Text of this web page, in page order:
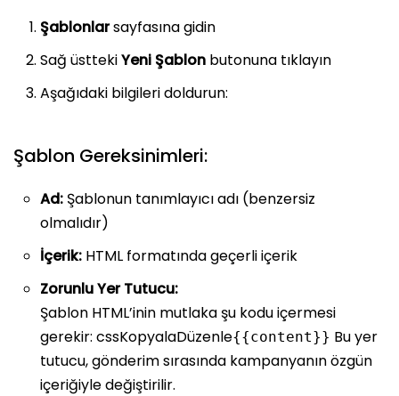
Şablonlarsayfasına gidin
Sağ üsttekiYeni Şablon butonuna tıklayın
Aşağıdaki bilgileri doldurun:
Şablon Gereksinimleri:
Ad: Şablonun tanımlayıcı adı (benzersiz
olmalıdır)
İçerik: HTML formatında geçerli içerik
Zorunlu Yer Tutucu:
Şablon HTML’inin mutlaka şu kodu içermesi
gerekir: cssKopyalaDüzenle{{content}} Bu yer
tutucu, gönderim sırasında kampanyanın özgün
içeriğiyle değiştirilir.